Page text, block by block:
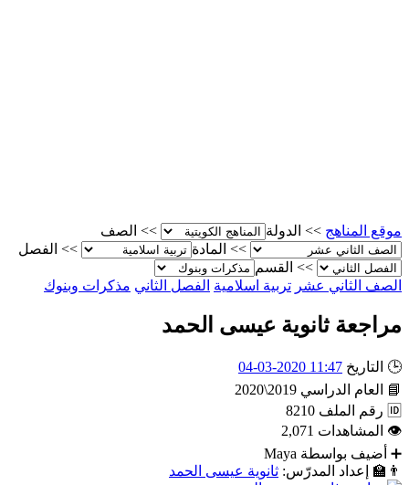
موقع المناهج >> الدولة >>
الصف
>>
المادة >>
الفصل
>>
القسم
الصف الثاني عشر تربية اسلامية الفصل الثاني مذكرات وبنوك
مراجعة ثانوية عيسى الحمد
🕒 التاريخ 11:47 2020-03-04
📘
العام الدراسي 2019\2020
🆔 رقم الملف 8210
👁
المشاهدات 2,071
➕
أضيف بواسطة Maya
👨‍🏫
إعداد المدرّس: ثانوية عيسى الحمد